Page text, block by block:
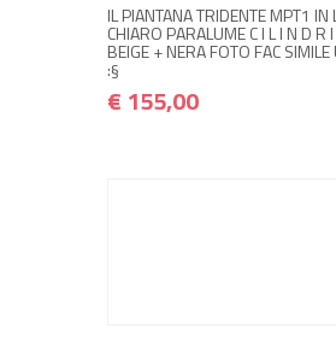
IL PIANTANA TRIDENTE MPT1 IN
CHIARO PARALUME C I L I N D R
BEIGE + NERA FOTO FAC SIMILE
:§
€ 155,00